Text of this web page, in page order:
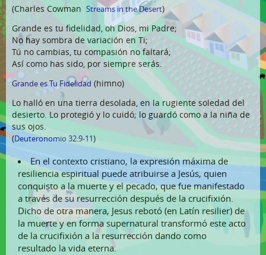
(Charles Cowman Streams in the Desert)
Grande es tu fidelidad, oh Dios, mi Padre;
No hay sombra de variación en Ti;
Tú no cambias, tu compasión no faltará;
Así como has sido, por siempre serás.
Grande es Tu Fidelidad (himno)
Lo halló en una tierra desolada, en la rugiente soledad del
desierto. Lo protegió y lo cuidó; lo guardó como a la niña de
sus ojos.
(Deuteronomio 32:9-11)
En el contexto cristiano, la expresión máxima de
resiliencia espiritual puede atribuirse a Jesús, quien
conquisto a la muerte y el pecado, que fue manifestado
a través de su resurrección después de la crucifixión.
Dicho de otra manera, Jesus rebotó (en Latín resilier) de
la muerte y en forma supernatural transformó este acto
de la crucifixión a la resurrección dando como
resultado la vida eterna.